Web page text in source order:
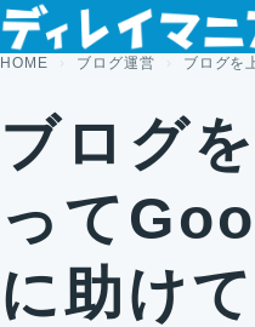
コンテンツへスキップ
HOME ブログ運営 ブログを
ブログ
って
に助け